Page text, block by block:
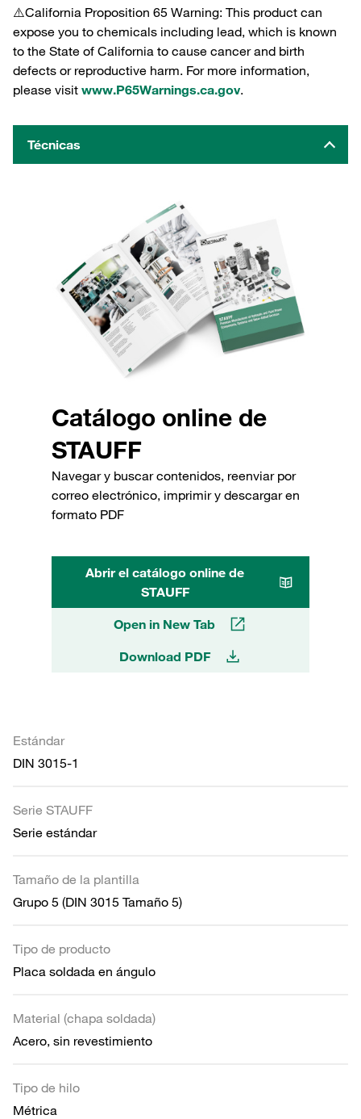
⚠️California Proposition 65 Warning: This product can
expose you to chemicals including lead, which is known
to the State of California to cause cancer and birth
defects or reproductive harm. For more information,
please visit www.P65Warnings.ca.gov.
Técnicas
Catálogo online de
STAUFF
Navegar y buscar contenidos, reenviar por
correo electrónico, imprimir y descargar en
formato PDF
Abrir el catálogo online de
STAUFF
Open in New Tab
Download PDF
Estándar
DIN 3015-1
Serie STAUFF
Serie estándar
Tamaño de la plantilla
Grupo 5 (DIN 3015 Tamaño 5)
Tipo de producto
Placa soldada en ángulo
Material (chapa soldada)
Acero, sin revestimiento
Tipo de hilo
Métrica